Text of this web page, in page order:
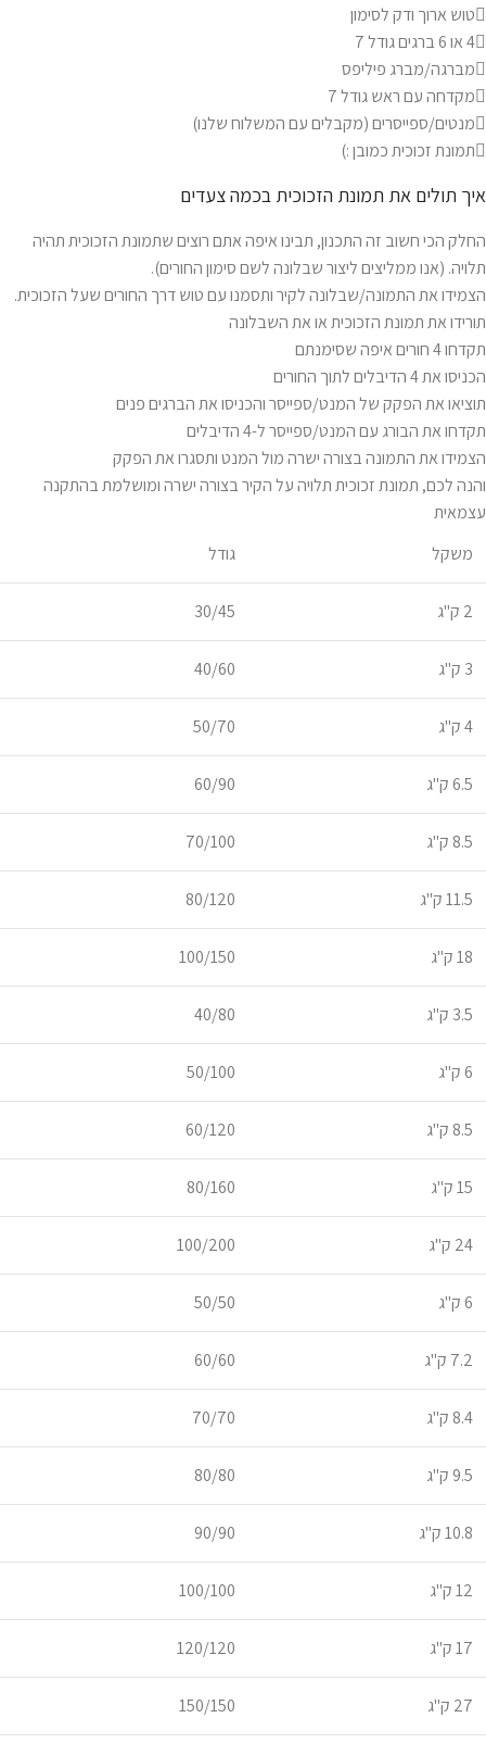
טוש ארוך ודק לסימון
4 או 6 ברגים גודל 7
מברגה/מברג פיליפס
מקדחה עם ראש גודל 7
מנטים/ספייסרים (מקבלים עם המשלוח שלנו)
תמונת זכוכית כמובן :)
איך תולים את תמונת הזכוכית בכמה צעדים
החלק הכי חשוב זה התכנון, תבינו איפה אתם רוצים שתמונת הזכוכית תהיה
תלויה. (אנו ממליצים ליצור שבלונה לשם סימון החורים).
הצמידו את התמונה/שבלונה לקיר ותסמנו עם טוש דרך החורים שעל הזכוכית.
תורידו את תמונת הזכוכית או את השבלונה
תקדחו 4 חורים איפה שסימנתם
הכניסו את 4 הדיבלים לתוך החורים
תוציאו את הפקק של המנט/ספייסר והכניסו את הברגים פנים
תקדחו את הבורג עם המנט/ספייסר ל-4 הדיבלים
הצמידו את התמונה בצורה ישרה מול המנט ותסגרו את הפקק
והנה לכם, תמונת זכוכית תלויה על הקיר בצורה ישרה ומושלמת בהתקנה
עצמאית
משקל
גודל
2 ק"ג 30/45
3 ק"ג 40/60
4 ק"ג 50/70
6.5 ק"ג 60/90
8.5 ק"ג 70/100
11.5 ק"ג 80/120
18 ק"ג 100/150
3.5 ק"ג 40/80
6 ק"ג 50/100
8.5 ק"ג 60/120
15 ק"ג 80/160
24 ק"ג 100/200
6 ק"ג 50/50
7.2 ק"ג 60/60
8.4 ק"ג 70/70
9.5 ק"ג 80/80
10.8 ק"ג 90/90
12 ק"ג 100/100
17 ק"ג 120/120
27 ק"ג 150/150